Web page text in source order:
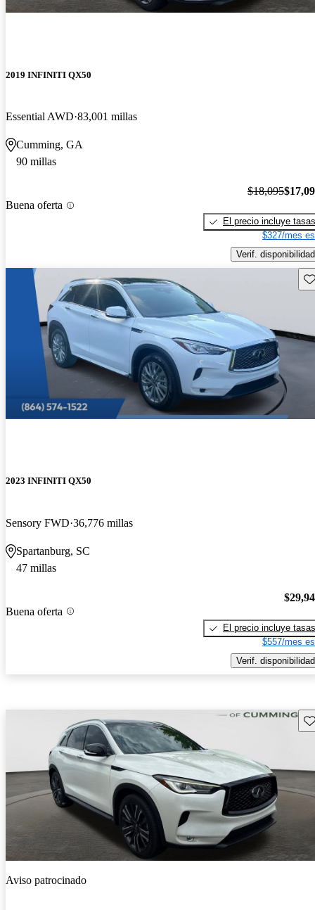
2019 INFINITI QX50
Essential AWD 83,001 millas
Cumming, GA
90 millas
Buena oferta
$18,095
El precio incluye tasas
$327/mes
Verif. disponibilidad
2023 INFINITI QX50
Sensory FWD 36,776 millas
Spartanburg, SC
47 millas
Buena oferta
El precio incluye tasas
$557/mes
Verif. disponibilidad
Aviso patrocinado